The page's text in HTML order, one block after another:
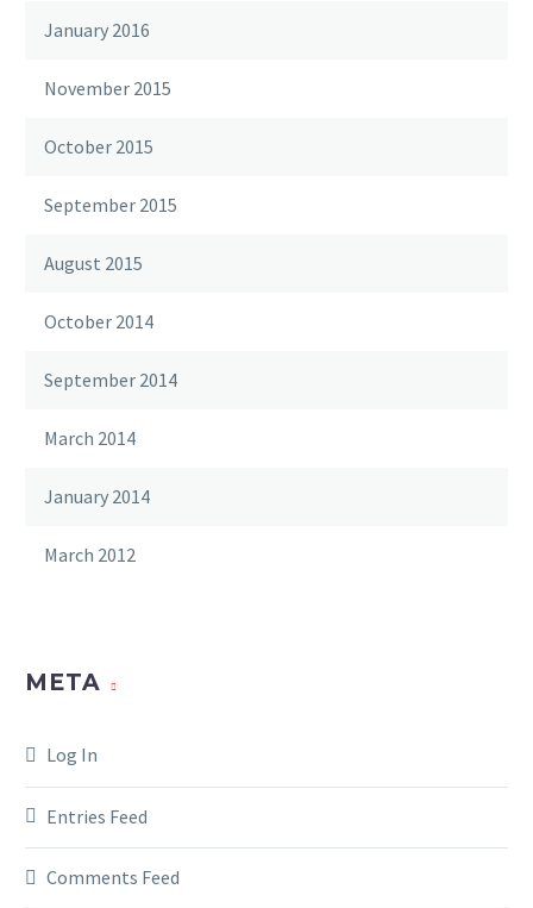
January 2016
November 2015
October 2015
September 2015
August 2015
October 2014
September 2014
March 2014
January 2014
March 2012
META
Log In
Entries Feed
Comments Feed